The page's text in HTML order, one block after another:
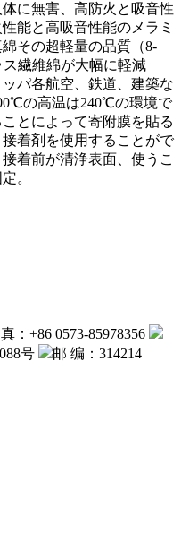
に無害、高防火と吸音性
能と高吸音性能のメラミ
その超軽量の品質（8-
ス繊維綿が大幅に軽減
パ各航空、鉄道、建築な
の高温は240℃の環境で
とによって寄附膜を貼る
着剤を使用することがで
着前が清浄表面、使うこ
。
：+86 0573-85978356
号
邮 编：314214